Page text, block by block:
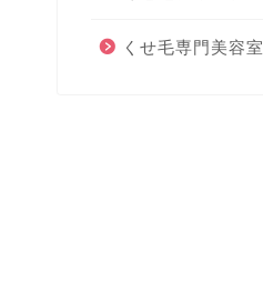
くせ毛専門美容室